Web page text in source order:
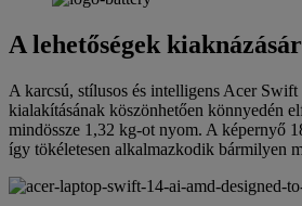
A lehetőségek
A karcsú, stílusos és intelligens Acer
kialakításának köszönhetően könnyedén
mindössze 1,32 kg-ot nyom. A képernyő
így tökéletesen alkalmazkodik bármilyen